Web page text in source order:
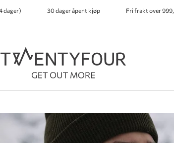
dager) 30 dager åpent kjøp Fri frakt over